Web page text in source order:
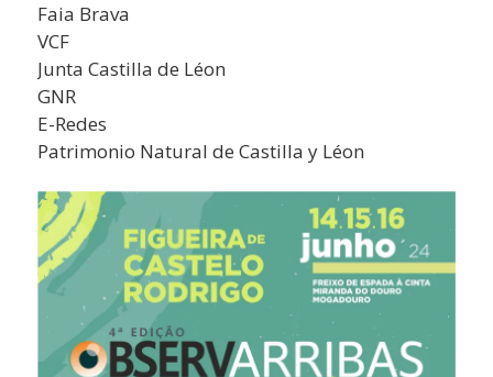
Faia Brava
VCF
Junta Castilla de Léon
GNR
E-Redes
Patrimonio Natural de Castilla y Léon